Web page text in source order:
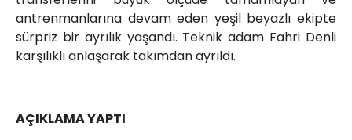
antrenmanlarına devam eden yeşil beyazlı ekipte
sürpriz bir ayrılık yaşandı. Teknik adam Fahri Denli
karşılıklı anlaşarak takımdan ayrıldı.
AÇIKLAMA YAPTI